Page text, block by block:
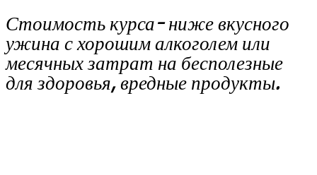
Стоимость курса- ниже вкусного
ужина с хорошим алкоголем или
месячных затрат на бесполезные
для здоровья, вредные продукты.